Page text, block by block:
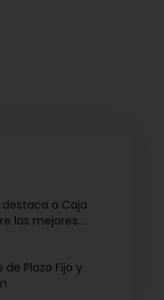
a Caja
las mejores
y fidelizar
Plazo Fijo y